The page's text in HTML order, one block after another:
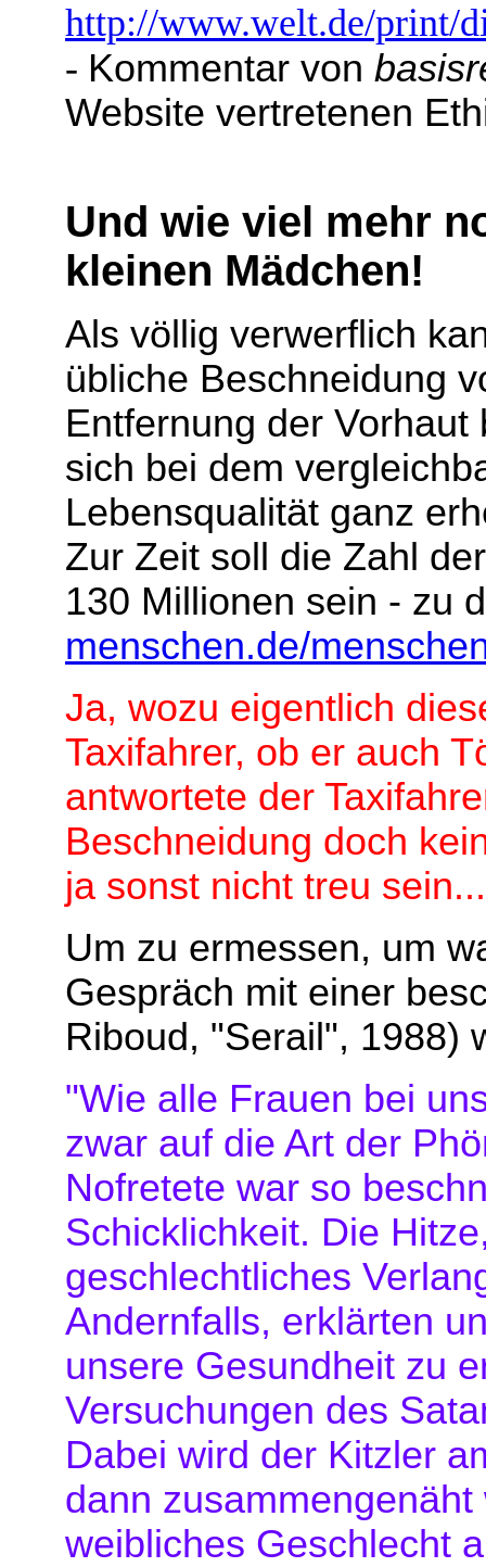
http://www.welt.de/print/
- Kommentar von
Website vertretenen
Und wie viel mehr
kleinen Mädchen!
Als völlig verwerflich
übliche Beschneidung
Entfernung der
sich bei dem
Lebensqualität ganz
Zur Zeit soll die Zahl
130 Millionen sein - zu
menschen.de/
Ja, wozu eigentlich
Taxifahrer, ob er auch
antwortete der
Beschneidung doch
ja sonst nicht treu
Um zu ermessen, um
Gespräch mit einer
Riboud, "Serail", 1988)
"Wie alle Frauen bei
zwar auf die Art der
Nofretete war so
Schicklichkeit. Die
geschlechtliches
Andernfalls, erklärten
unsere Gesundheit zu
Versuchungen des
Dabei wird der Kitzler
dann
weibliches Geschlecht